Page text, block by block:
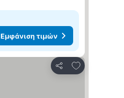
Εμφάνιση τιμών
Κοινοποίηση
Προσθήκη